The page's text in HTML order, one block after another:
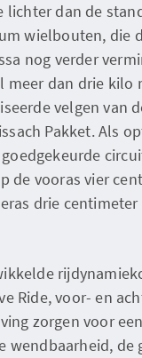
lichter dan de
wielbouten, die
nog verder
meer dan drie kilo
velgen van
Pakket. Als
de vooras vier
drie
Ride, voor- en
zorgen voor
wendbaarheid, de